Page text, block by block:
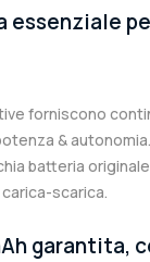
forniscono
&
batteria
scarica.
garantita,